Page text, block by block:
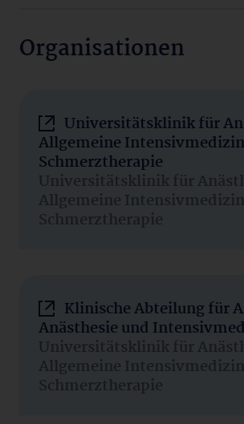
Organisationen
Universitätsklinik für
Allgemeine
Schmerztherapie
Universitätsklinik für
Allgemeine
Schmerztherapie
Klinische Abteilung für
Anästhesie und
Universitätsklinik für
Allgemeine
Schmerztherapie